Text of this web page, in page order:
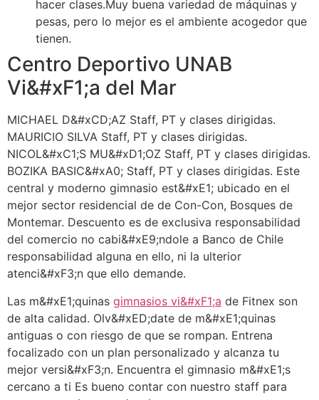
hacer clases.Muy buena variedad de máquinas y
pesas, pero lo mejor es el ambiente acogedor que
tienen.
Centro Deportivo UNAB
Vi&#xF1;a del Mar
MICHAEL D&#xCD;AZ Staff, PT y clases dirigidas.
MAURICIO SILVA Staff, PT y clases dirigidas.
NICOL&#xC1;S MU&#xD1;OZ Staff, PT y clases dirigidas.
BOZIKA BASIC&#xA0; Staff, PT y clases dirigidas. Este
central y moderno gimnasio est&#xE1; ubicado en el
mejor sector residencial de de Con-Con, Bosques de
Montemar. Descuento es de exclusiva responsabilidad
del comercio no cabi&#xE9;ndole a Banco de Chile
responsabilidad alguna en ello, ni la ulterior
atenci&#xF3;n que ello demande.
Las m&#xE1;quinas gimnasios vi&#xF1;a de Fitnex son
de alta calidad. Olv&#xED;date de m&#xE1;quinas
antiguas o con riesgo de que se rompan. Entrena
focalizado con un plan personalizado y alcanza tu
mejor versi&#xF3;n. Encuentra el gimnasio m&#xE1;s
cercano a ti Es bueno contar con nuestro staff para